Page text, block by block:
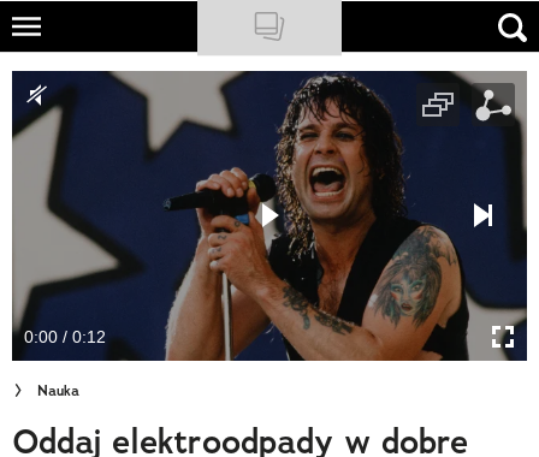
Skip
main
content
NATIONAL GEOGRAPHIC
TRAVELER
PODCASTY
Newsletter
Cuda Polski
Wielki Konkurs Fotograficzny
Trendbook Podróżniczy
0:00 / 0:12
Nauka
Oddaj elektroodpady w dobre